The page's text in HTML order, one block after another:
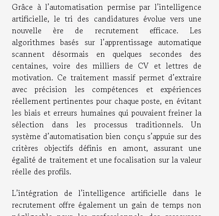
Grâce à l’automatisation permise par l’intelligence
artificielle, le tri des candidatures évolue vers une
nouvelle ère de recrutement efficace. Les
algorithmes basés sur l’apprentissage automatique
scannent désormais en quelques secondes des
centaines, voire des milliers de CV et lettres de
motivation. Ce traitement massif permet d’extraire
avec précision les compétences et expériences
réellement pertinentes pour chaque poste, en évitant
les biais et erreurs humaines qui pouvaient freiner la
sélection dans les processus traditionnels. Un
système d’automatisation bien conçu s’appuie sur des
critères objectifs définis en amont, assurant une
égalité de traitement et une focalisation sur la valeur
réelle des profils.
L’intégration de l’intelligence artificielle dans le
recrutement offre également un gain de temps non